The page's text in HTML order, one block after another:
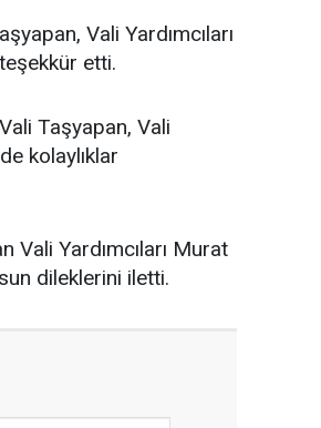
Vali Yardımcıları
etti.
Taşyapan, Vali
kolaylıklar
Yardımcıları Murat
dileklerini iletti.